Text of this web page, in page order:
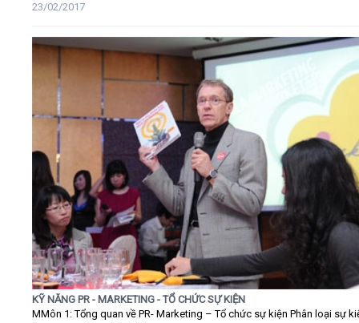
23/02/2017
KỸ NĂNG PR - MARKETING - TỔ CHỨC SỰ KIỆN
MMôn 1: Tổng quan về PR- Marketing – Tổ chức sự kiện Phân loại sự